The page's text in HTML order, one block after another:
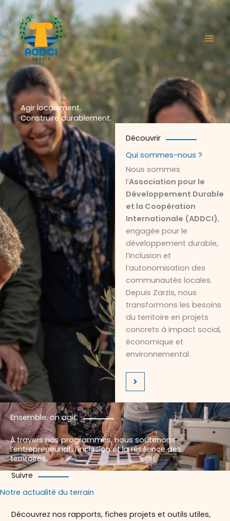
Aller
au
contenu
Agir localement.
Construire durablement.
Ensemble, on agit.
À travers nos programmes, nous soutenons
l’entrepreneuriat, l’inclusion et la résilience des
territoires.
Découvrir
Qui sommes-nous ?
Nous sommes
l’Association pour le
Développement Durable
et la Coopération
Internationale (ADDCI),
engagée pour le
développement durable,
l’inclusion et
l’autonomisation des
communautés locales.
Depuis Zarzis, nous
transformons les besoins
du territoire en projets
concrets à impact social,
économique et
environnemental.
Suivre
Notre actualité du terrain
Découvrez nos rapports, fiches projets et outils utiles,